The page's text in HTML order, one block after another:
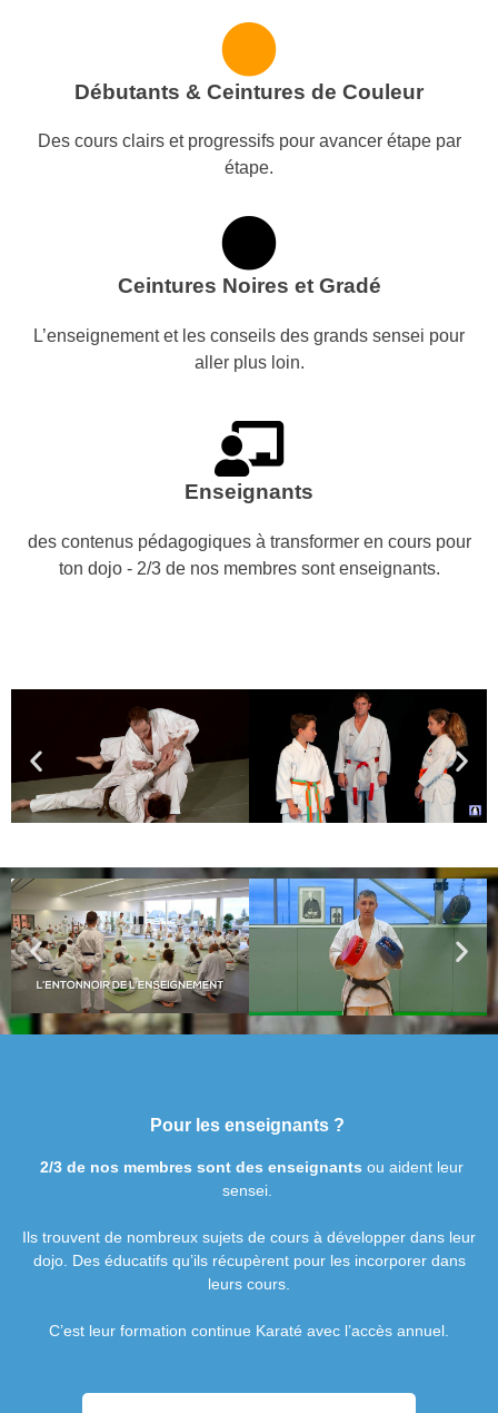
Débutants & Ceintures de Couleur
Des cours clairs et progressifs pour avancer étape par
étape.
Ceintures Noires et Gradé
L’enseignement et les conseils des grands sensei pour
aller plus loin.
Enseignants
des contenus pédagogiques à transformer en cours pour
ton dojo - 2/3 de nos membres sont enseignants.
Pour les enseignants ?
2/3 de nos membres sont des enseignants ou aident leur
sensei.
Ils trouvent de nombreux sujets de cours à développer dans leur
dojo. Des éducatifs qu’ils récupèrent pour les incorporer dans
leurs cours.
C’est leur formation continue Karaté avec l’accès annuel.